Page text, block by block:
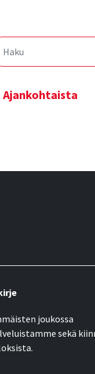
Ajankohtaista
joukossa
sekä